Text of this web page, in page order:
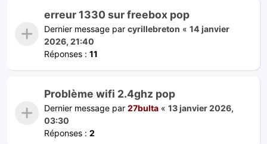
erreur 1330 sur freebox pop
Dernier message par cyrillebreton « 14 janvier
2026, 21:40
Réponses : 11
Problème wifi 2.4ghz pop
Dernier message par 27bulta « 13 janvier 2026,
03:30
Réponses : 2